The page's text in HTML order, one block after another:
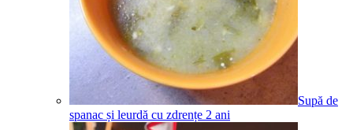
Supă de
spanac și leurdă cu zdrențe 2 ani